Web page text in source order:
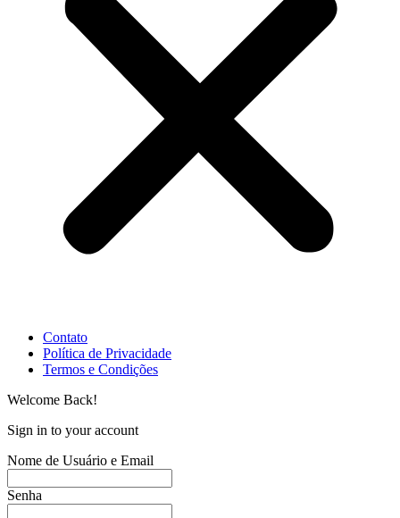
Contato
Política de Privacidade
Termos e Condições
Welcome Back!
Sign in to your account
Nome de Usuário e Email
Senha